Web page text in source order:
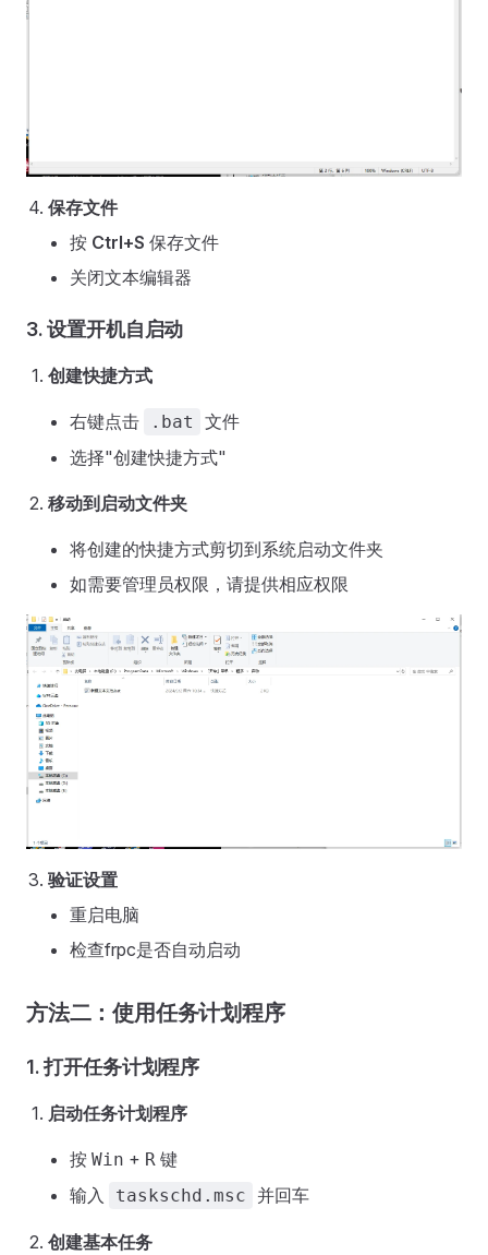
保存文件
按 Ctrl+S 保存文件
关闭文本编辑器
3. 设置开机自启动
创建快捷方式
右键点击 .bat
文件
选择"创建快捷方式"
移动到启动文件夹
将创建的快捷方式剪切到系统启动文件夹
如需要管理员权限，请提供相应权限
验证设置
重启电脑
检查frpc是否自动启动
方法二：使用任务计划程序
1. 打开任务计划程序
启动任务计划程序
按 Win + R 键
输入
taskschd.msc 并回车
创建基本任务